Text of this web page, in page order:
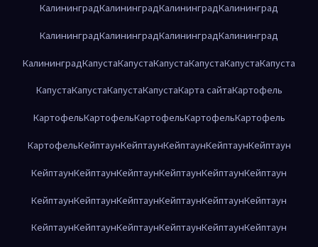
КалининградКалининградКалининградКалининград
КалининградКалининградКалининградКалининград
КалининградКапустаКапустаКапустаКапустаКапустаКапуста
КапустаКапустаКапустаКапустаКарта сайтаКартофель
КартофельКартофельКартофельКартофельКартофель
КартофельКейптаунКейптаунКейптаунКейптаунКейптаун
КейптаунКейптаунКейптаунКейптаунКейптаунКейптаун
КейптаунКейптаунКейптаунКейптаунКейптаунКейптаун
КейптаунКейптаунКейптаунКейптаунКейптаунКейптаун